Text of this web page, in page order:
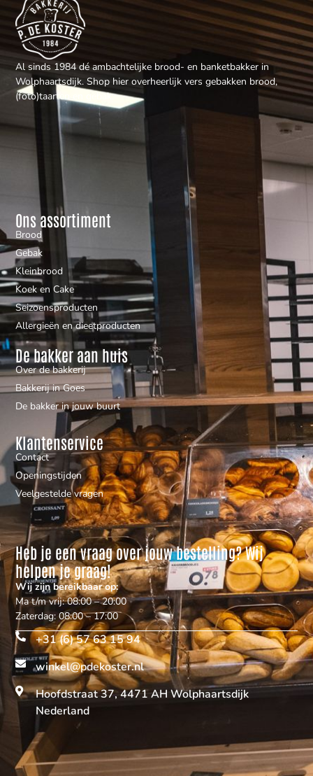
Al sinds 1984 dé ambachtelijke brood- en banketbakker in
Wolphaartsdijk. Shop hier overheerlijk vers gebakken brood,
(foto)taarten en gebak.
Ons assortiment
Brood
Gebak
Kleinbrood
Koek en Cake
Seizoensproducten
Allergieën en dieetproducten
De bakker aan huis
Over de bakkerij
Bakkerij in Goes
De bakker in jouw buurt
Klantenservice
Contact
Openingstijden
Veelgestelde vragen
Heb je een vraag over jouw bestelling? Wij
helpen je graag!
Wij zijn bereikbaar op:
Ma t/m vrij: 08:00 – 20:00
Zaterdag: 08:00 – 17:00
+31 (6) 57 63 15 94
winkel@pdekoster.nl
Hoofdstraat 37, 4471 AH Wolphaartsdijk
Nederland